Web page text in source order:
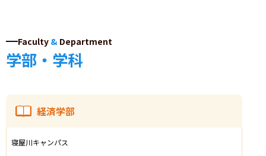
Faculty & Department
学部・学科
経済学部
寝屋川キャンパス